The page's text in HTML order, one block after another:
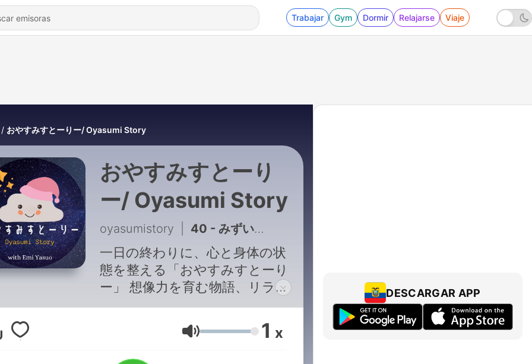
Trabajar Gym Dormir Relajarse Viaje
おやすみすとーりー/ Oyasumi Story
おやすみすとーり
ー/ Oyasumi Story
oyasumistory 40 - みずいろのせかい
一日の終わりに、心と身体の状
態を整える「おやすみすとーり
ー」 想像力を育む物語、リラク
ゼーションミュージック、そし
て深呼吸で健やかな睡眠がとれ
る状態へと導きます。目を休ま
せ、睡眠前の習慣に是非取り入
Volumen 1 x
DESCARGAR APP